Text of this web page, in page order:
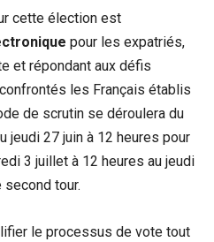
cette élection​ est
pour les expatriés,
et ‍répondant aux défis
‍les Français établis
de scrutin se déroulera du
jeudi 27 juin à 12 heures pour
3 juillet à 12⁤ heures au jeudi
tour.
le ⁤processus de vote tout